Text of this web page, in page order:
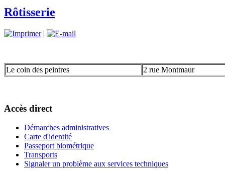
Rôtisserie
|
Le coin des peintres 2 rue Montmaur
Accès direct
Démarches administratives
Carte d'identité
Passeport biométrique
Transports
Signaler un problème aux services techniques